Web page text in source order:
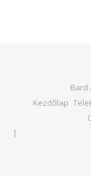
Bard
Kezdőlap